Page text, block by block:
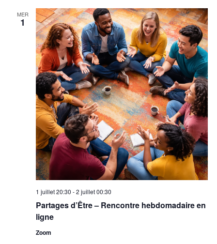
MER
1
Partages d’Être – Rencontre hebdomadaire en
ligne
1 juillet 20:30 -2 juillet 00:30
Zoom